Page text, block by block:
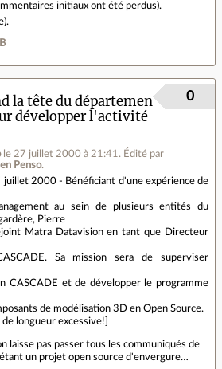
initiaux ont été perdus).
).
la tête du département
développer l'activité
le 27 juillet 2000 à 21:41 . Édité par
Penso.
0
juillet 2000 - Bénéficiant d'une expérience de
au sein de plusieurs entités du
Pierre
Matra Datavision en tant que Directeur
Sa mission sera de superviser
CASCADE et de développer le programme
de modélisation 3D en Open Source.
longueur excessive!]
laisse pas passer tous les communiqués de
étant un projet open source d'envergure…